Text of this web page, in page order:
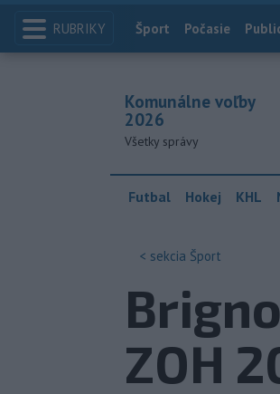
RUBRIKY Index
Šport Počasie
Komunálne voľby
2026
Všetky správy
Futbal Hokej KHL
< sekcia Šport
ZOH